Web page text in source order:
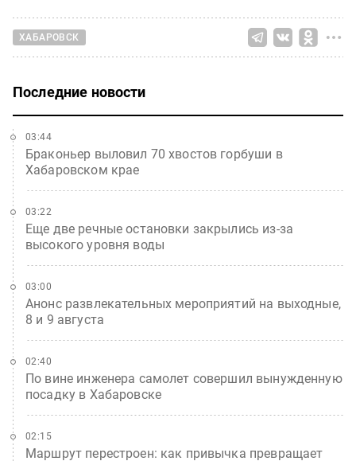
ХАБАРОВСК
Последние новости
Браконьер выловил 70 хвостов горбуши в
Хабаровском крае
03:44
Еще две речные остановки закрылись из-за
высокого уровня воды
03:22
Анонс развлекательных мероприятий на выходные,
8 и 9 августа
03:00
По вине инженера самолет совершил вынужденную
посадку в Хабаровске
02:40
Маршрут перестроен: как привычка превращает
02:15